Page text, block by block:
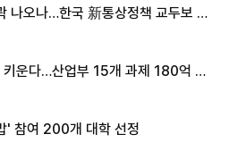
나오나…한국 新통상정책 교두보 활
키운다…산업부 15개 과제 180억 지
' 참여 200개 대학 선정